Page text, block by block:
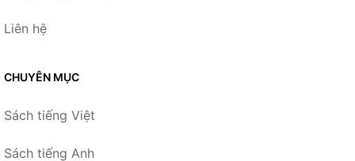
Liên hệ
CHUYÊN MỤC
Sách tiếng Việt
Sách tiếng Anh